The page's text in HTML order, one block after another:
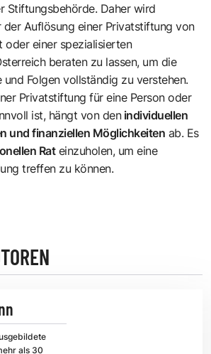
Stiftungsbehörde. Daher wird
Auflösung einer Privatstiftung von
oder einer spezialisierten
beraten zu lassen, um die
Folgen vollständig zu verstehen.
Privatstiftung für eine Person oder
ist, hängt von denindividuellen
und finanziellen Möglichkeiten ab. Es
Rateinzuholen, um eine
treffen zu können.
als 30